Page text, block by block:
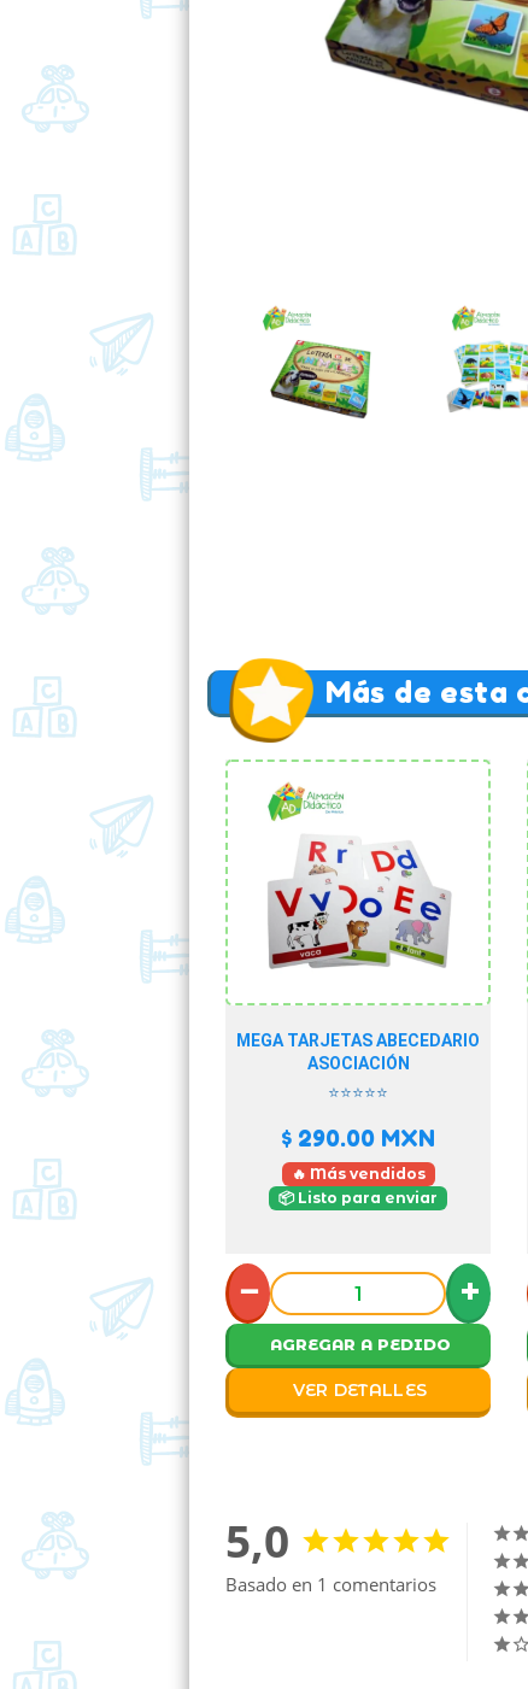
Más de esta
MEGA TARJETAS ABECEDARIO
ASOCIACIÓN
⭐⭐⭐⭐⭐
$ 290.00 MXN
🔥 Más vendidos
📦 Listo para enviar
− +
AGREGAR A PEDIDO
VER DETALLES
5,0
Basado en 1 comentarios